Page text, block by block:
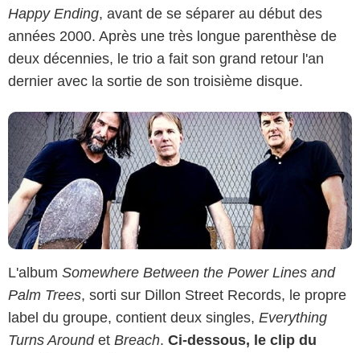
Happy Ending, avant de se séparer au début des
années 2000. Après une très longue parenthèse de
deux décennies, le trio a fait son grand retour l'an
dernier avec la sortie de son troisième disque.
L'album Somewhere Between the Power Lines and
Palm Trees, sorti sur Dillon Street Records, le propre
label du groupe, contient deux singles, Everything
Turns Aroundet Breach. Ci-dessous, le clip du